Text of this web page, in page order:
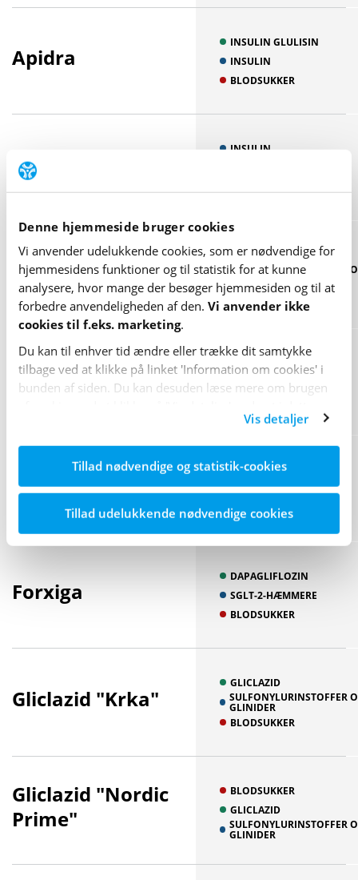
Denne hjemmeside bruger cookies
Vi anvender udelukkende cookies, som er nødvendige for
hjemme­sidens funktioner og til statistik for at kunne
analysere, hvor mange der besøger hjemme­siden og til at
forbedre anvende­lig­heden af den. Vi anvender ikke
cookies til f.eks. marketing.
Du kan til enhver tid ændre eller trække dit samtykke
tilbage ved at klikke på linket 'Information om cookies' i
bunden af siden. Du kan desuden læse mere om brugen
Vis detaljer
Tillad nødvendige og statistik-cookies
Tillad udelukkende nødvendige cookies
Apidra
INSULIN GLULISIN
INSULIN
BLODSUKKER
Awiqli
INSULIN
Diamicron Uno
GLICLAZID
SULFONYLURINSTOFFER
GLINIDER
BLODSUKKER
Edistride
DAPAGLIFLOZIN
SGLT-2-HÆMMERE
Fiasp
INSULIN ASPART
INSULIN
BLODSUKKER
Forxiga
DAPAGLIFLOZIN
SGLT-2-HÆMMERE
BLODSUKKER
Gliclazid "Krka"
GLICLAZID
SULFONYLURINSTOFFER
GLINIDER
BLODSUKKER
Gliclazid "Nordic
Prime"
BLODSUKKER
GLICLAZID
SULFONYLURINSTOFFER
GLINIDER